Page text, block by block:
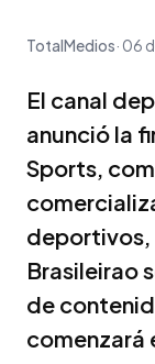
TotalMedios 06
El canal
anunció la
Sports,
deportivos,
Brasileirao
de
comenzará